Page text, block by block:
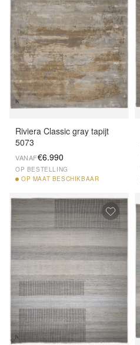
Riviera Classic gray tapijt
5073
VANAF€6.990
OP BESTELLING
OP MAAT BESCHIKBAAR